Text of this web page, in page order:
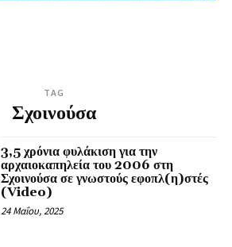
TAG
Σχοινούσα
3,5 χρόνια φυλάκιση για την
αρχαιοκαπηλεία του 2006 στη
Σχοινούσα σε γνωστούς εφοπλ(η)στές
(Video)
24 Μαΐου, 2025